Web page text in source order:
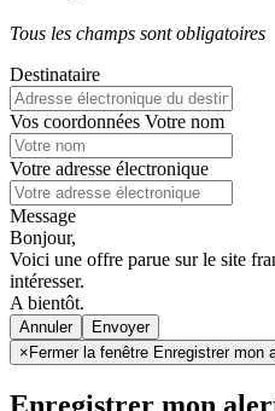
Tous les champs sont obligatoires
Destinataire
Vos coordonnées Votre nom
Votre adresse électronique
Message
Bonjour,
Voici une offre parue sur le site
intéresser.
A bientôt.
Annuler
× Fermer la fenêtre Enregistrer mon